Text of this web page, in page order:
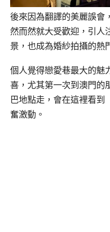
後來因為翻譯的美麗誤會
然而然就大受歡迎，引人
景，也成為婚紗拍攝的熱
個人覺得戀愛巷最大的魅
喜，尤其第一次到澳門的
巴地點走，會在這裡看到
奮激動。